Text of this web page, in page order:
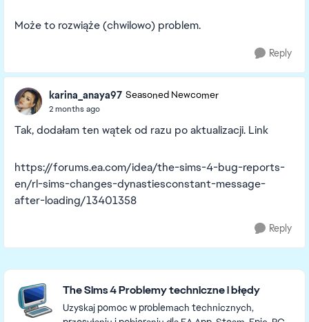
Może to rozwiąże (chwilowo) problem.
Reply
karina_anaya97 Seasoned Newcomer
2 months ago
Tak, dodałam ten wątek od razu po aktualizacji. Link
https://forums.ea.com/idea/the-sims-4-bug-reports-
en/rl-sims-changes-dynastiesconstant-message-
after-loading/13401358
Reply
Featured Places
The Sims 4 Problemy techniczne i błędy
Uzyskaj pomoc w problemach technicznych,